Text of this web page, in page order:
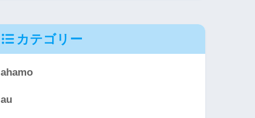
カテゴリー
ahamo
au